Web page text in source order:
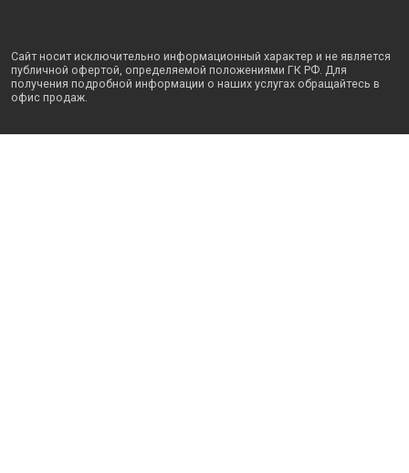
Сайт носит исключительно информационный характер и не является
публичной офертой, определяемой положениями ГК РФ. Для
получения подробной информации о наших услугах обращайтесь в
офис продаж.